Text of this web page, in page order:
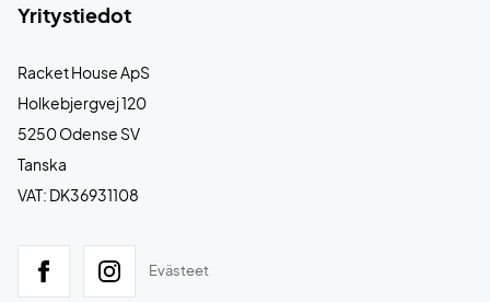
Yritystiedot
Racket House ApS
Holkebjergvej 120
5250 Odense SV
Tanska
VAT: DK36931108
Evästeet